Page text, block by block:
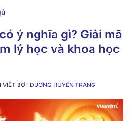
ý nghĩa gì? Giải mã
lý học và khoa học
VIẾT BỞI: DƯƠNG HUYỀN TRANG